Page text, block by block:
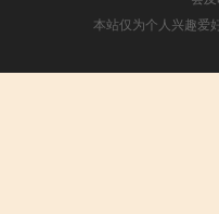
本站仅为个人兴趣爱